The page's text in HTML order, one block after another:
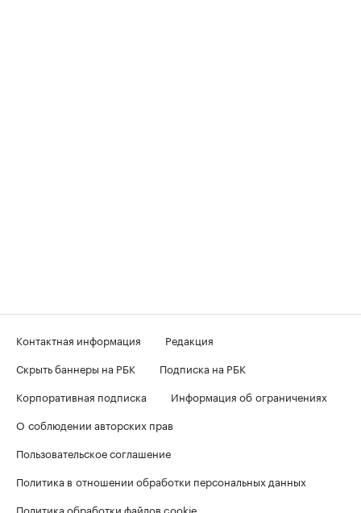
Контактная информация
Редакция
Скрыть баннеры на РБК
Подписка на РБК
Корпоративная подписка
Информация об ограничениях
О соблюдении авторских прав
Пользовательское соглашение
Политика в отношении обработки персональных данных
Политика обработки файлов cookie